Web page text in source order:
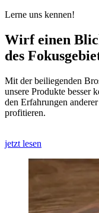
Lerne uns kennen!
Wirf einen
des
Mit der beiliegenden
unsere Produkte besser
den Erfahrungen
profitieren.
jetzt lesen